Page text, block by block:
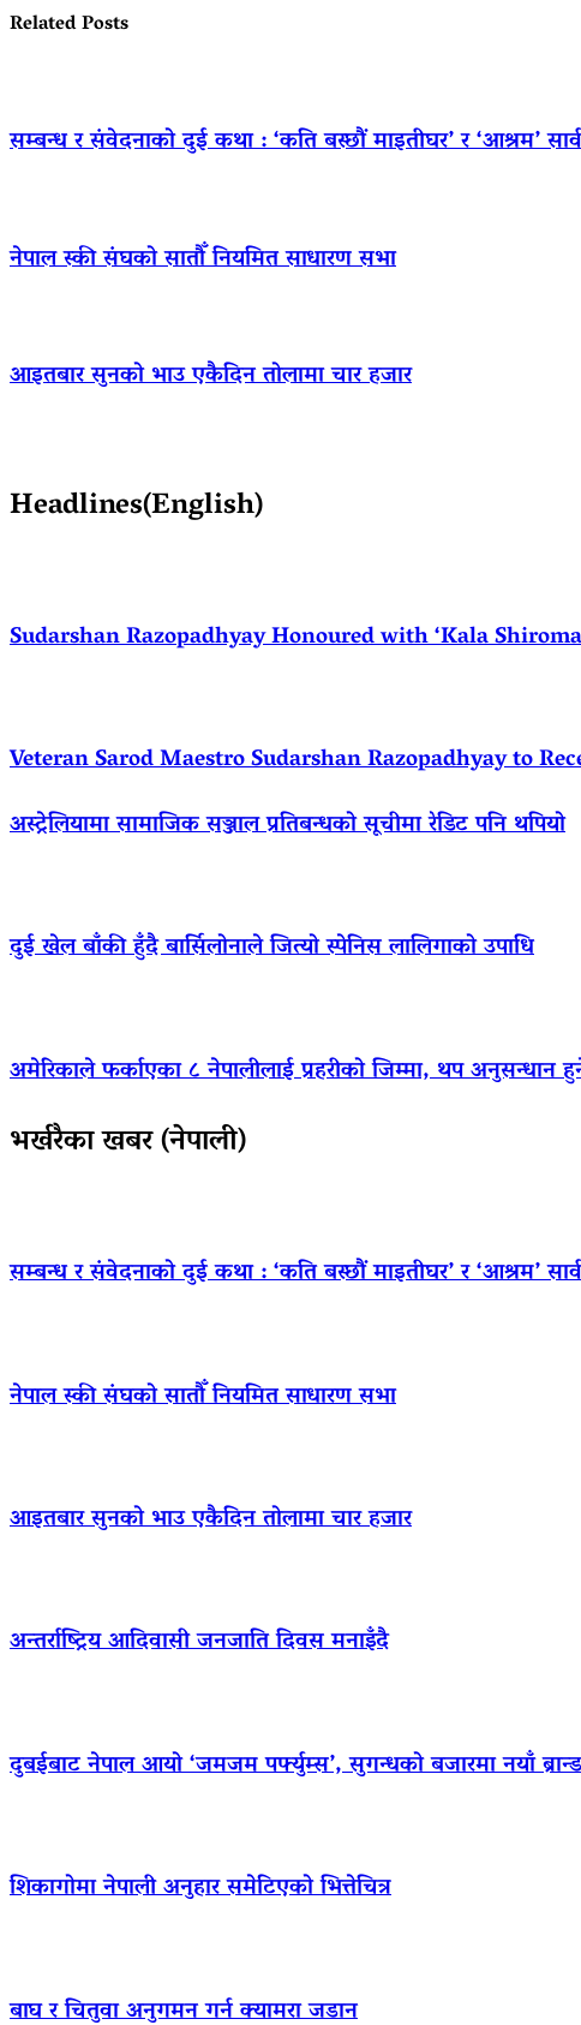
Related Posts
सम्बन्ध र संवेदनाको दुई कथा : ‘कति बस्छौं माइतीघर’ र ‘आश्रम’
नेपाल स्की संघको सातौँ नियमित साधारण सभा
आइतबार सुनको भाउ एकैदिन तोलामा चार हजार
Headlines(English)
Sudarshan Razopadhyay Honoured with ‘Kala
Veteran Sarod Maestro Sudarshan Razopadhyay to
अस्ट्रेलियामा सामाजिक सञ्जाल प्रतिबन्धको सूचीमा रेडिट पनि थपियो
दुई खेल बाँकी हुँदै बार्सिलोनाले जित्यो स्पेनिस लालिगाको उपाधि
अमेरिकाले फर्काएका ८ नेपालीलाई प्रहरीको जिम्मा, थप अनुसन्धान
भर्खरैका खबर (नेपाली)
सम्बन्ध र संवेदनाको दुई कथा : ‘कति बस्छौं माइतीघर’ र ‘आश्रम’
नेपाल स्की संघको सातौँ नियमित साधारण सभा
आइतबार सुनको भाउ एकैदिन तोलामा चार हजार
अन्तर्राष्ट्रिय आदिवासी जनजाति दिवस मनाइँदै
दुबईबाट नेपाल आयो ‘जमजम पर्फ्युम्स’, सुगन्धको बजारमा नयाँ
शिकागोमा नेपाली अनुहार समेटिएको भित्तेचित्र
बाघ र चितुवा अनुगमन गर्न क्यामरा जडान